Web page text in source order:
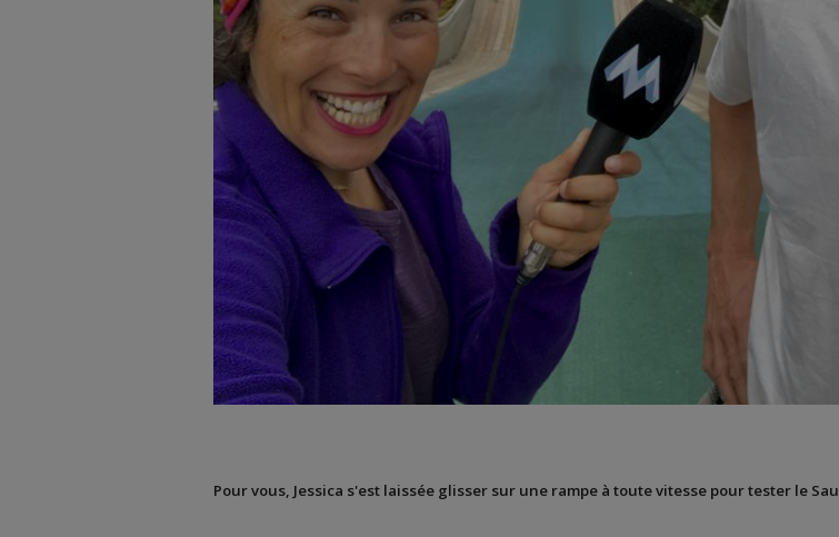
Pour vous, Jessica s'est laissée glisser sur une rampe à toute vitesse pour tester le